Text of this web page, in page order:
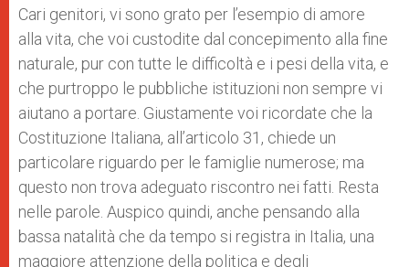
Cari genitori, vi sono grato per l’esempio di amore
alla vita, che voi custodite dal concepimento alla fine
naturale, pur con tutte le difficoltà e i pesi della vita, e
che purtroppo le pubbliche istituzioni non sempre vi
aiutano a portare. Giustamente voi ricordate che la
Costituzione Italiana, all’articolo 31, chiede un
particolare riguardo per le famiglie numerose; ma
questo non trova adeguato riscontro nei fatti. Resta
nelle parole. Auspico quindi, anche pensando alla
bassa natalità che da tempo si registra in Italia, una
maggiore attenzione della politica e degli